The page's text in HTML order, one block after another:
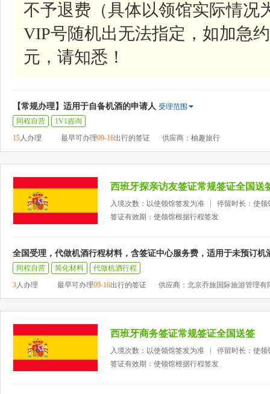
不予退费（具体以领馆实际情况
VIP号随机出无法指定，如加急
元，请知悉！
【常规办理】适用于自备机酒的申请人 受理范围
同程自营
1V1咨询
15人办理 最早可办理09-16出行的签证 供应商：柚趣旅行
西班牙探亲访友签证常规签证全国送
入境次数：以使领馆签发为准
停留时长：使领
签证有效期：使领馆根据行程签发
全国受理，代做机酒行程材料，含签证中心服务费，适用于未预订机
同程自营 简化材料
代做机酒行程
3人办理 最早可办理09-16出行的签证 供应商：北京乔旅国际旅游管理有
西班牙商务签证常规签证全国送签
入境次数：以使领馆签发为准
停留时长：使领
签证有效期：使领馆根据行程签发